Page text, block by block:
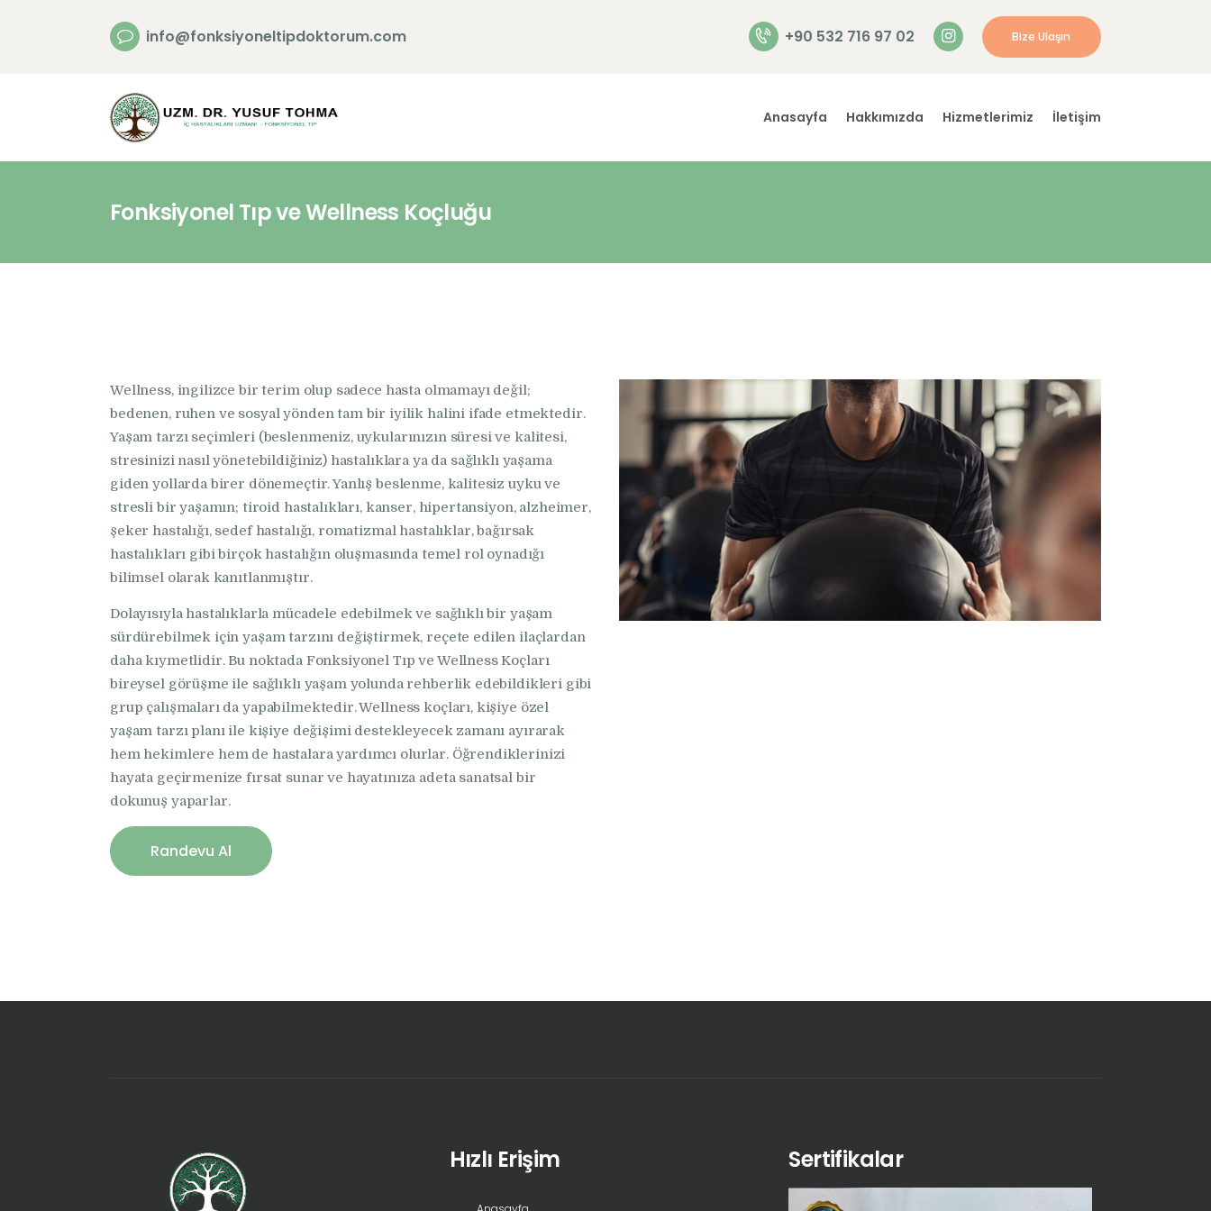
info@fonksiyoneltipdoktorum.com +90 532 716 97 02 Bize Ulaşın
Anasayfa Hakkımızda Hizmetlerimiz İletişim
Fonksiyonel Tıp ve Wellness Koçluğu
İletişim
Wellness, ingilizce bir terim olup sadece hasta olmamayı değil;
bedenen, ruhen ve sosyal yönden tam bir iyilik halini ifade etmektedir.
Yaşam tarzı seçimleri (beslenmeniz, uykularınızın süresi ve kalitesi,
stresinizi nasıl yönetebildiğiniz) hastalıklara ya da sağlıklı yaşama
giden yollarda birer dönemeçtir. Yanlış beslenme, kalitesiz uyku ve
stresli bir yaşamın; tiroid hastalıkları, kanser, hipertansiyon, alzheimer,
şeker hastalığı, sedef hastalığı, romatizmal hastalıklar, bağırsak
hastalıkları gibi birçok hastalığın oluşmasında temel rol oynadığı
bilimsel olarak kanıtlanmıştır.
Dolayısıyla hastalıklarla mücadele edebilmek ve sağlıklı bir yaşam
sürdürebilmek için yaşam tarzını değiştirmek, reçete edilen ilaçlardan
daha kıymetlidir. Bu noktada Fonksiyonel Tıp ve Wellness Koçları
bireysel görüşme ile sağlıklı yaşam yolunda rehberlik edebildikleri gibi
grup çalışmaları da yapabilmektedir. Wellness koçları, kişiye özel
yaşam tarzı planı ile kişiye değişimi destekleyecek zamanı ayırarak
hem hekimlere hem de hastalara yardımcı olurlar. Öğrendiklerinizi
hayata geçirmenize fırsat sunar ve hayatınıza adeta sanatsal bir
dokunuş yaparlar.
Randevu Al
Hızlı Erişim Sertifikalar